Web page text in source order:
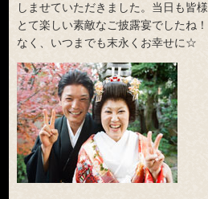
しませていただきました。当日も皆
とて楽しい素敵なご披露宴でしたね
なく、いつまでも末永くお幸せに☆